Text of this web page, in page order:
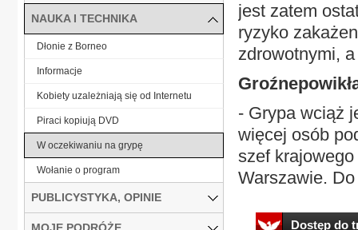
jest zatem
ryzyko
zdrowotnymi,
- Grypa wciąż
więcej osób
szef
Warszawie.
Dostęp do
NAUKA I TECHNIKA
Dłonie z Borneo
Informacje
Kobiety uzależniają się od Internetu
Piraci kopiują DVD
W oczekiwaniu na grypę
Wołanie o program
PUBLICYSTYKA, OPINIE
MOJE PODRÓŻE